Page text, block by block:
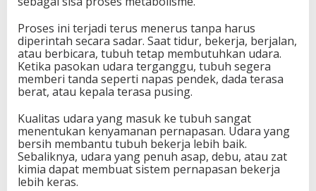
Proses ini terjadi terus menerus tanpa harus
diperintah secara sadar. Saat tidur, bekerja, berjalan,
atau berbicara, tubuh tetap membutuhkan udara.
Ketika pasokan udara terganggu, tubuh segera
memberi tanda seperti napas pendek, dada terasa
berat, atau kepala terasa pusing.
Kualitas udara yang masuk ke tubuh sangat
menentukan kenyamanan pernapasan. Udara yang
bersih membantu tubuh bekerja lebih baik.
Sebaliknya, udara yang penuh asap, debu, atau zat
kimia dapat membuat sistem pernapasan bekerja
lebih keras.